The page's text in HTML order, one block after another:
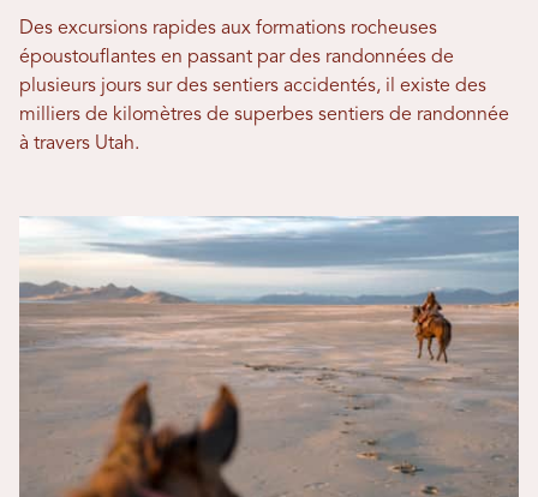
Des excursions rapides aux formations rocheuses
époustouflantes en passant par des randonnées de
plusieurs jours sur des sentiers accidentés, il existe des
milliers de kilomètres de superbes sentiers de randonnée
à travers Utah.